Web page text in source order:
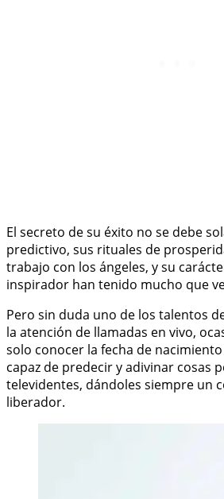
El secreto de su éxito no se debe
predictivo, sus rituales de
trabajo con los ángeles, y su
inspirador han tenido mucho que
Pero sin duda uno de los talentos
la atención de llamadas en vivo,
solo conocer la fecha de
capaz de predecir y adivinar cosas
televidentes, dándoles siempre un
liberador.